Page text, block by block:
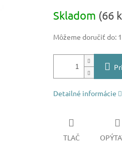
cena:
Skladom (66
Môžeme doručiť do:
Detailné informácie
TLAČ